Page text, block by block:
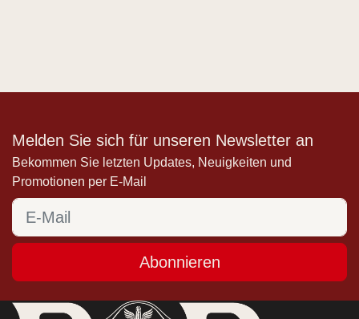
Melden Sie sich für unseren Newsletter an
Bekommen Sie letzten Updates, Neuigkeiten und
Promotionen per E-Mail
Abonnieren